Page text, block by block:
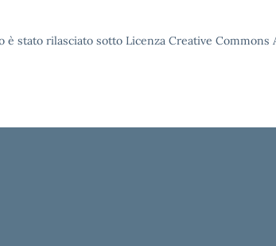
stato rilasciato sotto Licenza Creative Commons